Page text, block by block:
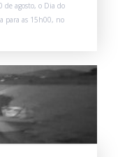
de agosto, o Dia do
para as 15h00, no